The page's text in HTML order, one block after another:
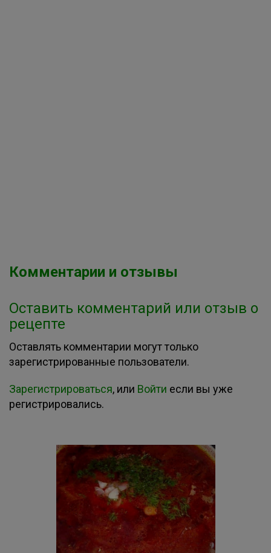
Комментарии и отзывы
Оставить комментарий или отзыв о
рецепте
Оставлять комментарии могут только
зарегистрированные пользователи.
Зарегистрироваться, или Войти если вы уже
регистрировались.